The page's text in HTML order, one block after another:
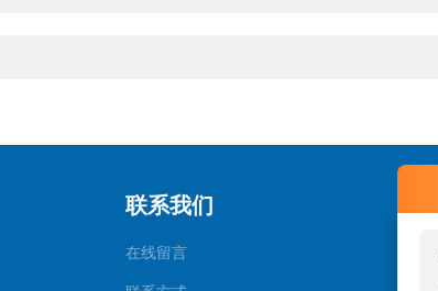
联系我们
在线留言